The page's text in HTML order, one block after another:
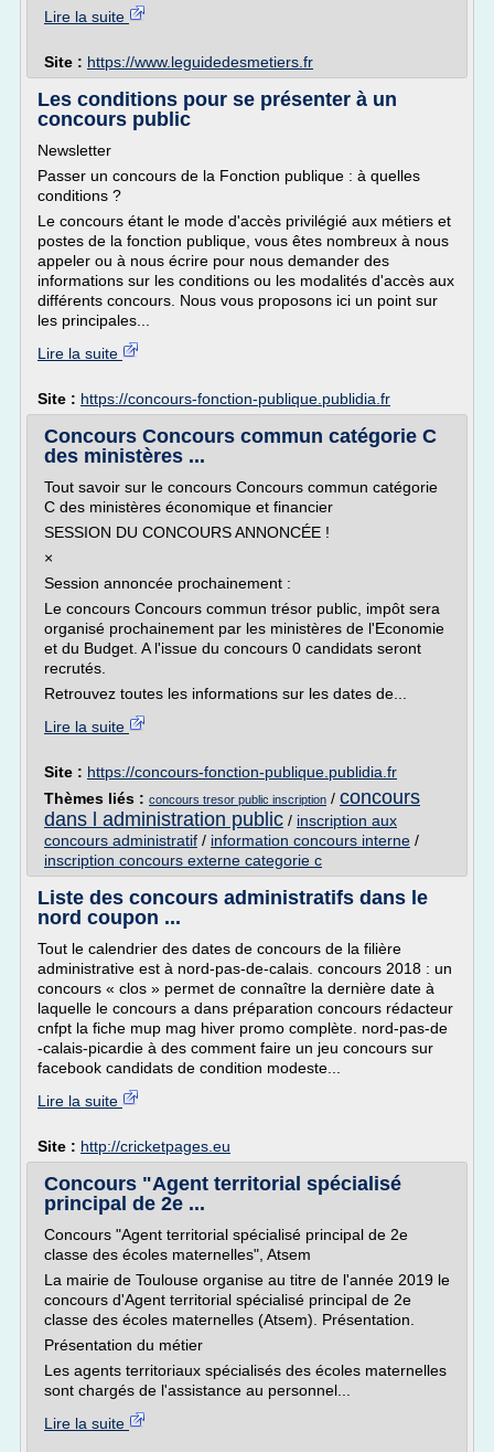
Lire la suite
Site : https://www.leguidedesmetiers.fr
Les conditions pour se présenter à un
concours public
Newsletter
Passer un concours de la Fonction publique : à quelles
conditions ?
Le concours étant le mode d'accès privilégié aux métiers et
postes de la fonction publique, vous êtes nombreux à nous
appeler ou à nous écrire pour nous demander des
informations sur les conditions ou les modalités d'accès aux
différents concours. Nous vous proposons ici un point sur
les principales...
Lire la suite
Site : https://concours-fonction-publique.publidia.fr
Concours Concours commun catégorie C
des ministères ...
Tout savoir sur le concours Concours commun catégorie
C des ministères économique et financier
SESSION DU CONCOURS ANNONCÉE !
×
Session annoncée prochainement :
Le concours Concours commun trésor public, impôt sera
organisé prochainement par les ministères de l'Economie
et du Budget. A l'issue du concours 0 candidats seront
recrutés.
Retrouvez toutes les informations sur les dates de...
Lire la suite
Site : https://concours-fonction-publique.publidia.fr
Thèmes liés : concours tresor public inscription / concours
dans l administration public / inscription aux
concours administratif / information concours interne /
inscription concours externe categorie c
Liste des concours administratifs dans le
nord coupon ...
Tout le calendrier des dates de concours de la filière
administrative est à nord-pas-de-calais. concours 2018 : un
concours « clos » permet de connaître la dernière date à
laquelle le concours a dans préparation concours rédacteur
cnfpt la fiche mup mag hiver promo complète. nord-pas-de
-calais-picardie à des comment faire un jeu concours sur
facebook candidats de condition modeste...
Lire la suite
Site : http://cricketpages.eu
Concours "Agent territorial spécialisé
principal de 2e ...
Concours "Agent territorial spécialisé principal de 2e
classe des écoles maternelles", Atsem
La mairie de Toulouse organise au titre de l'année 2019 le
concours d'Agent territorial spécialisé principal de 2e
classe des écoles maternelles (Atsem). Présentation.
Présentation du métier
Les agents territoriaux spécialisés des écoles maternelles
sont chargés de l'assistance au personnel...
Lire la suite